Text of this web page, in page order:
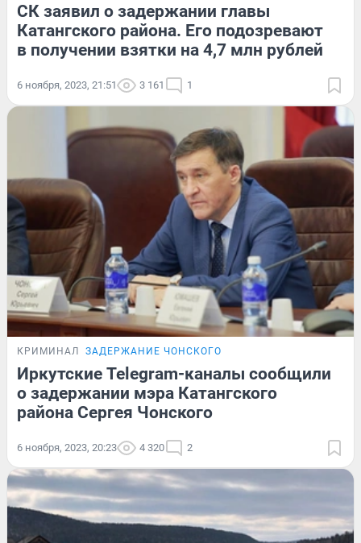
СК заявил о задержании главы
Катангского района. Его подозревают
в получении взятки на 4,7 млн рублей
6 ноября, 2023, 21:51 3 161 1
КРИМИНАЛ ЗАДЕРЖАНИЕ ЧОНСКОГО
Иркутские Telegram-каналы сообщили
о задержании мэра Катангского
района Сергея Чонского
6 ноября, 2023, 20:23 4 320 2